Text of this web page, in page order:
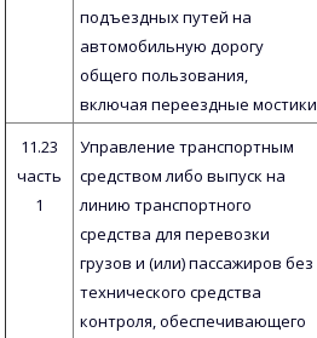
подъездных путей на
автомобильную дорогу
общего пользования,
включая переездные мостики
11.23
часть
1
Управление транспортным
средством либо выпуск на
линию транспортного
средства для перевозки
грузов и (или) пассажиров без
технического средства
контроля, обеспечивающего